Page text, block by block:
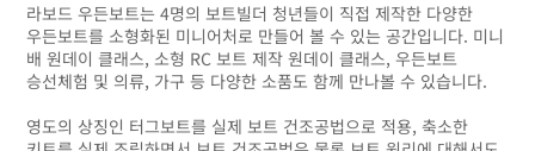
라보드 우든보트는 4명의 보트빌더 청년들이 직접 제작한 다양한
우든보트를 소형화된 미니어처로 만들어 볼 수 있는 공간입니다. 미니
배 원데이 클래스, 소형 RC 보트 제작 원데이 클래스, 우든보트
승선체험 및 의류, 가구 등 다양한 소품도 함께 만나볼 수 있습니다.
영도의 상징인 터그보트를 실제 보트 건조공법으로 적용, 축소한